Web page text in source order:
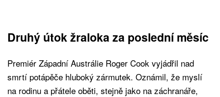
Druhý útok žraloka za poslední měsíc
Premiér Západní Austrálie Roger Cook vyjádřil nad
smrtí potápěče hluboký zármutek. Oznámil, že myslí
na rodinu a přátele oběti, stejně jako na záchranáře,